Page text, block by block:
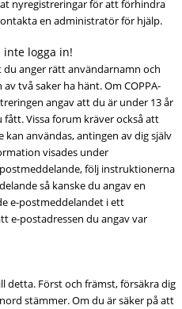
nyregistreringar för att förhindra
en administratör för hjälp.
inte logga in!
anger rätt användarnamn och
två saker ha hänt. Om COPPA-
angav att du är under 13 år
Vissa forum kräver också att
användas, antingen av dig själv
visades under
följ instruktionerna
så kanske du angav en
e-postmeddelandet i ett
e-postadressen du angav var
detta. Först och främst, försäkra dig
stämmer. Om du är säker på att